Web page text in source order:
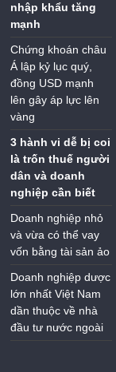
nhập khẩu tăng
mạnh
Chứng khoán châu
Á lập kỷ lục quý,
đồng USD mạnh
lên gây áp lực lên
vàng
3 hành vi dễ bị coi
là trốn thuế người
dân và doanh
nghiệp cần biết
Doanh nghiệp nhỏ
và vừa có thể vay
vốn bằng tài sản ảo
Doanh nghiệp dược
lớn nhất Việt Nam
dần thuộc về nhà
đầu tư nước ngoài